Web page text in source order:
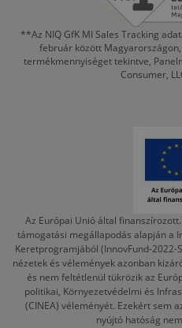
**Az NIQ GfK MI Sales Tracking
február között
termékmennyiséget tekintve,
Consumer,
Az Európai Unió által
támogatási megállapodás alapján a
Keretprogramjából (InnovFund-
nézetek és vélemények azonban
és nem feltétlenül tükrözik az
politikai, Környezetvédelmi és
(CINEA) véleményét. Ezekért sem
nyújtó hatóság